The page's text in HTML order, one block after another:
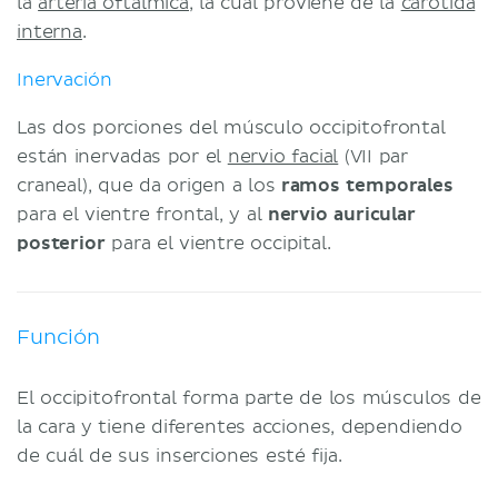
interna.
Inervación
Las dos porciones del músculo occipitofrontal
están inervadas por el nervio facial (VII par
craneal), que da origen a los ramos temporales
para el vientre frontal, y al nervio auricular
posteriorpara el vientre occipital.
Función
El occipitofrontal forma parte de los músculos de
la cara y tiene diferentes acciones, dependiendo
de cuál de sus inserciones esté fija.